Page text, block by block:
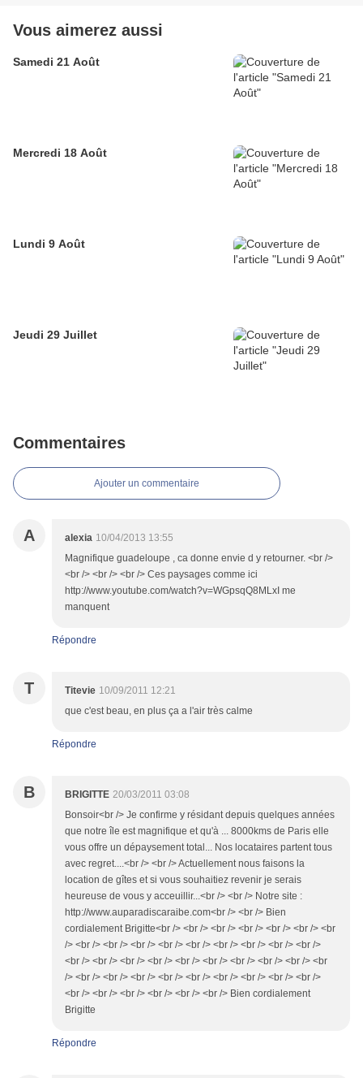
Vous aimerez aussi
Samedi 21 Août
Mercredi 18 Août
Lundi 9 Août
Jeudi 29 Juillet
Commentaires
Ajouter un commentaire
A alexia 10/04/2013 13:55
Magnifique guadeloupe , ca donne envie d y retourner. <br />
<br /> <br /> <br /> Ces paysages comme ici
http://www.youtube.com/watch?v=WGpsqQ8MLxI me
manquent
Répondre
T Titevie 10/09/2011 12:21
que c'est beau, en plus ça a l'air très calme
Répondre
B BRIGITTE 20/03/2011 03:08
Bonsoir<br /> Je confirme y résidant depuis quelques années
que notre île est magnifique et qu'à ... 8000kms de Paris elle
vous offre un dépaysement total... Nos locataires partent tous
avec regret....<br /> <br /> Actuellement nous faisons la
location de gîtes et si vous souhaitiez revenir je serais
heureuse de vous y acceuillir...<br /> <br /> Notre site :
http://www.auparadiscaraibe.com<br /> <br /> Bien
cordialement Brigitte<br /> <br /> <br /> <br /> <br /> <br /> <br
/> <br /> <br /> <br /> <br /> <br /> <br /> <br /> <br /> <br />
<br /> <br /> <br /> <br /> <br /> <br /> <br /> <br /> <br /> <br
/> <br /> <br /> <br /> <br /> <br /> <br /> <br /> <br /> <br />
<br /> <br /> <br /> <br /> <br /> <br /> Bien cordialement
Brigitte
Répondre